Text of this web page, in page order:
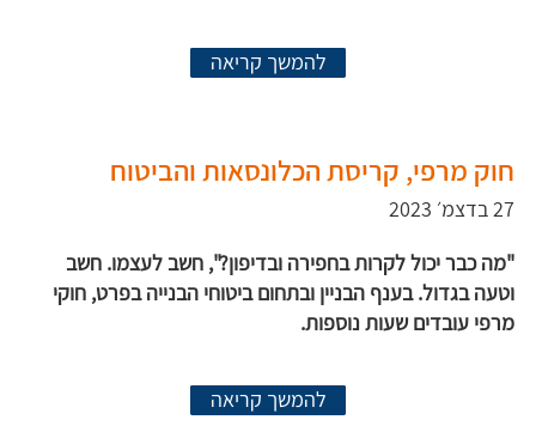
להמשך קריאה
חוק מרפי, קריסת הכלונסאות והביטוח
27 בדצמ׳ 2023
"מה כבר יכול לקרות בחפירה ובדיפון?", חשב לעצמו. חשב
וטעה בגדול. בענף הבניין ובתחום ביטוחי הבנייה בפרט, חוקי
מרפי עובדים שעות נוספות.
להמשך קריאה